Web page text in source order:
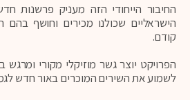
החיבור הייחודי הזה מעניק פרשנות
הישראליים שכולנו מכירים וחושף בהם
קודם.
הפרויקט יוצר גשר מוזיקלי מקורי
לשמוע את השירים המוכרים באור חדש